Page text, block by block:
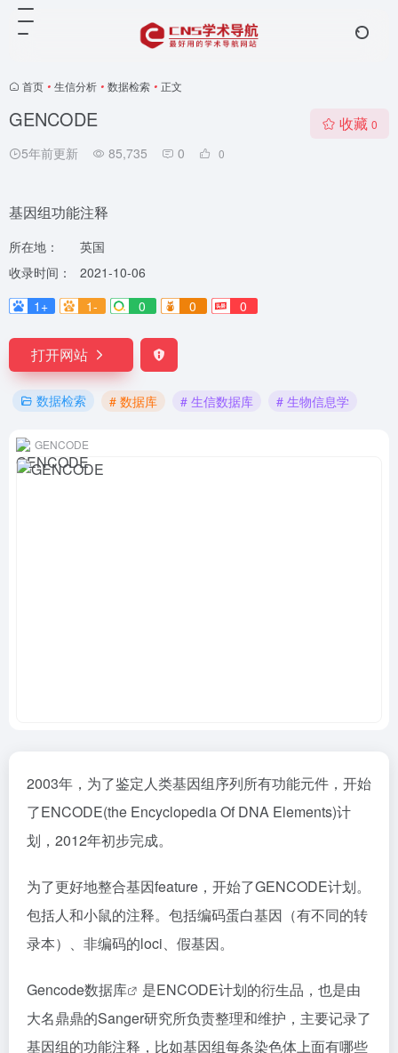
首页 • 生信分析 • 数据检索 • 正文
GENCODE
5年前更新 85,735 0 0
收藏 0
基因组功能注释
所在地：
英国
收录时间：
2021-10-06
1+
1- 0 0 0
打开网站
数据检索 # 数据库 # 生信数据库 # 生物信息学
GENCODE
2003年，为了鉴定人类基因组序列所有功能元件，开始
了ENCODE(the Encyclopedia Of DNA Elements)计
划，2012年初步完成。
为了更好地整合基因feature，开始了GENCODE计划。
包括人和小鼠的注释。包括编码蛋白基因（有不同的转
录本）、非编码的loci、假基因。
Gencode数据库
是ENCODE计划的衍生品，也是由
大名鼎鼎的Sanger研究所负责整理和维护，主要记录了
基因组的功能注释，比如基因组每条染色体上面有哪些